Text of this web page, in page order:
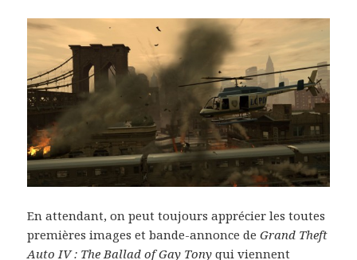
En attendant, on peut toujours apprécier les toutes
premières images et bande-annonce deGrand Theft
Auto IV : The Ballad of Gay Tony qui viennent